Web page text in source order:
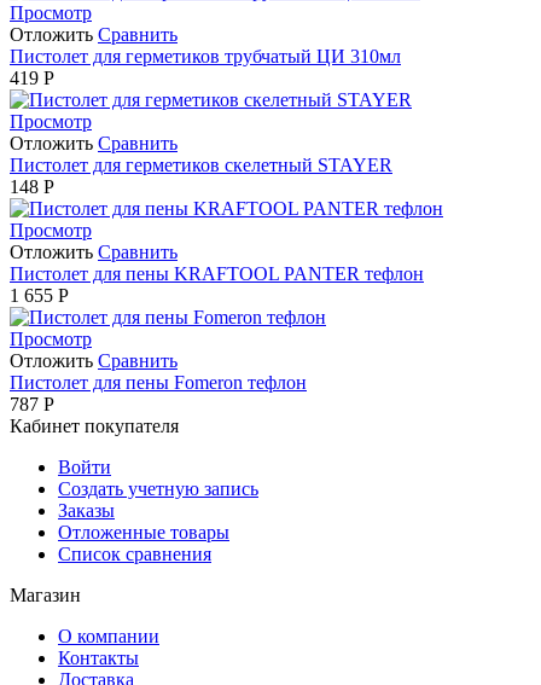
Просмотр
Отложить Сравнить
Пистолет для герметиков трубчатый ЦИ 310мл
419 Р
Просмотр
Отложить Сравнить
Пистолет для герметиков скелетный STAYER
148 Р
Просмотр
Отложить Сравнить
Пистолет для пены KRAFTOOL PANTER тефлон
1 655 Р
Просмотр
Отложить Сравнить
Пистолет для пены Fomeron тефлон
787 Р
Кабинет покупателя
Войти
Создать учетную запись
Заказы
Отложенные товары
Список сравнения
Магазин
О компании
Контакты
Доставка